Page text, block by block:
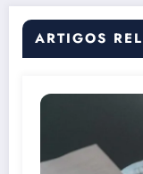
ARTIGOS